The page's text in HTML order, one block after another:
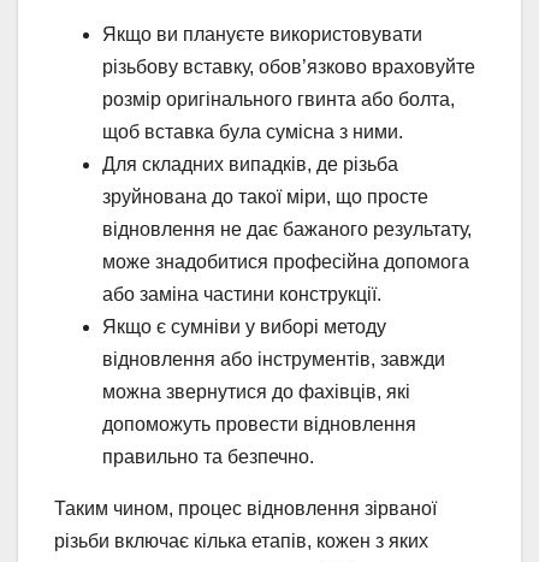
Якщо ви плануєте використовувати
різьбову вставку, обов’язково враховуйте
розмір оригінального гвинта або болта,
щоб вставка була сумісна з ними.
Для складних випадків, де різьба
зруйнована до такої міри, що просте
відновлення не дає бажаного результату,
може знадобитися професійна допомога
або заміна частини конструкції.
Якщо є сумніви у виборі методу
відновлення або інструментів, завжди
можна звернутися до фахівців, які
допоможуть провести відновлення
правильно та безпечно.
Таким чином, процес відновлення зірваної
різьби включає кілька етапів, кожен з яких